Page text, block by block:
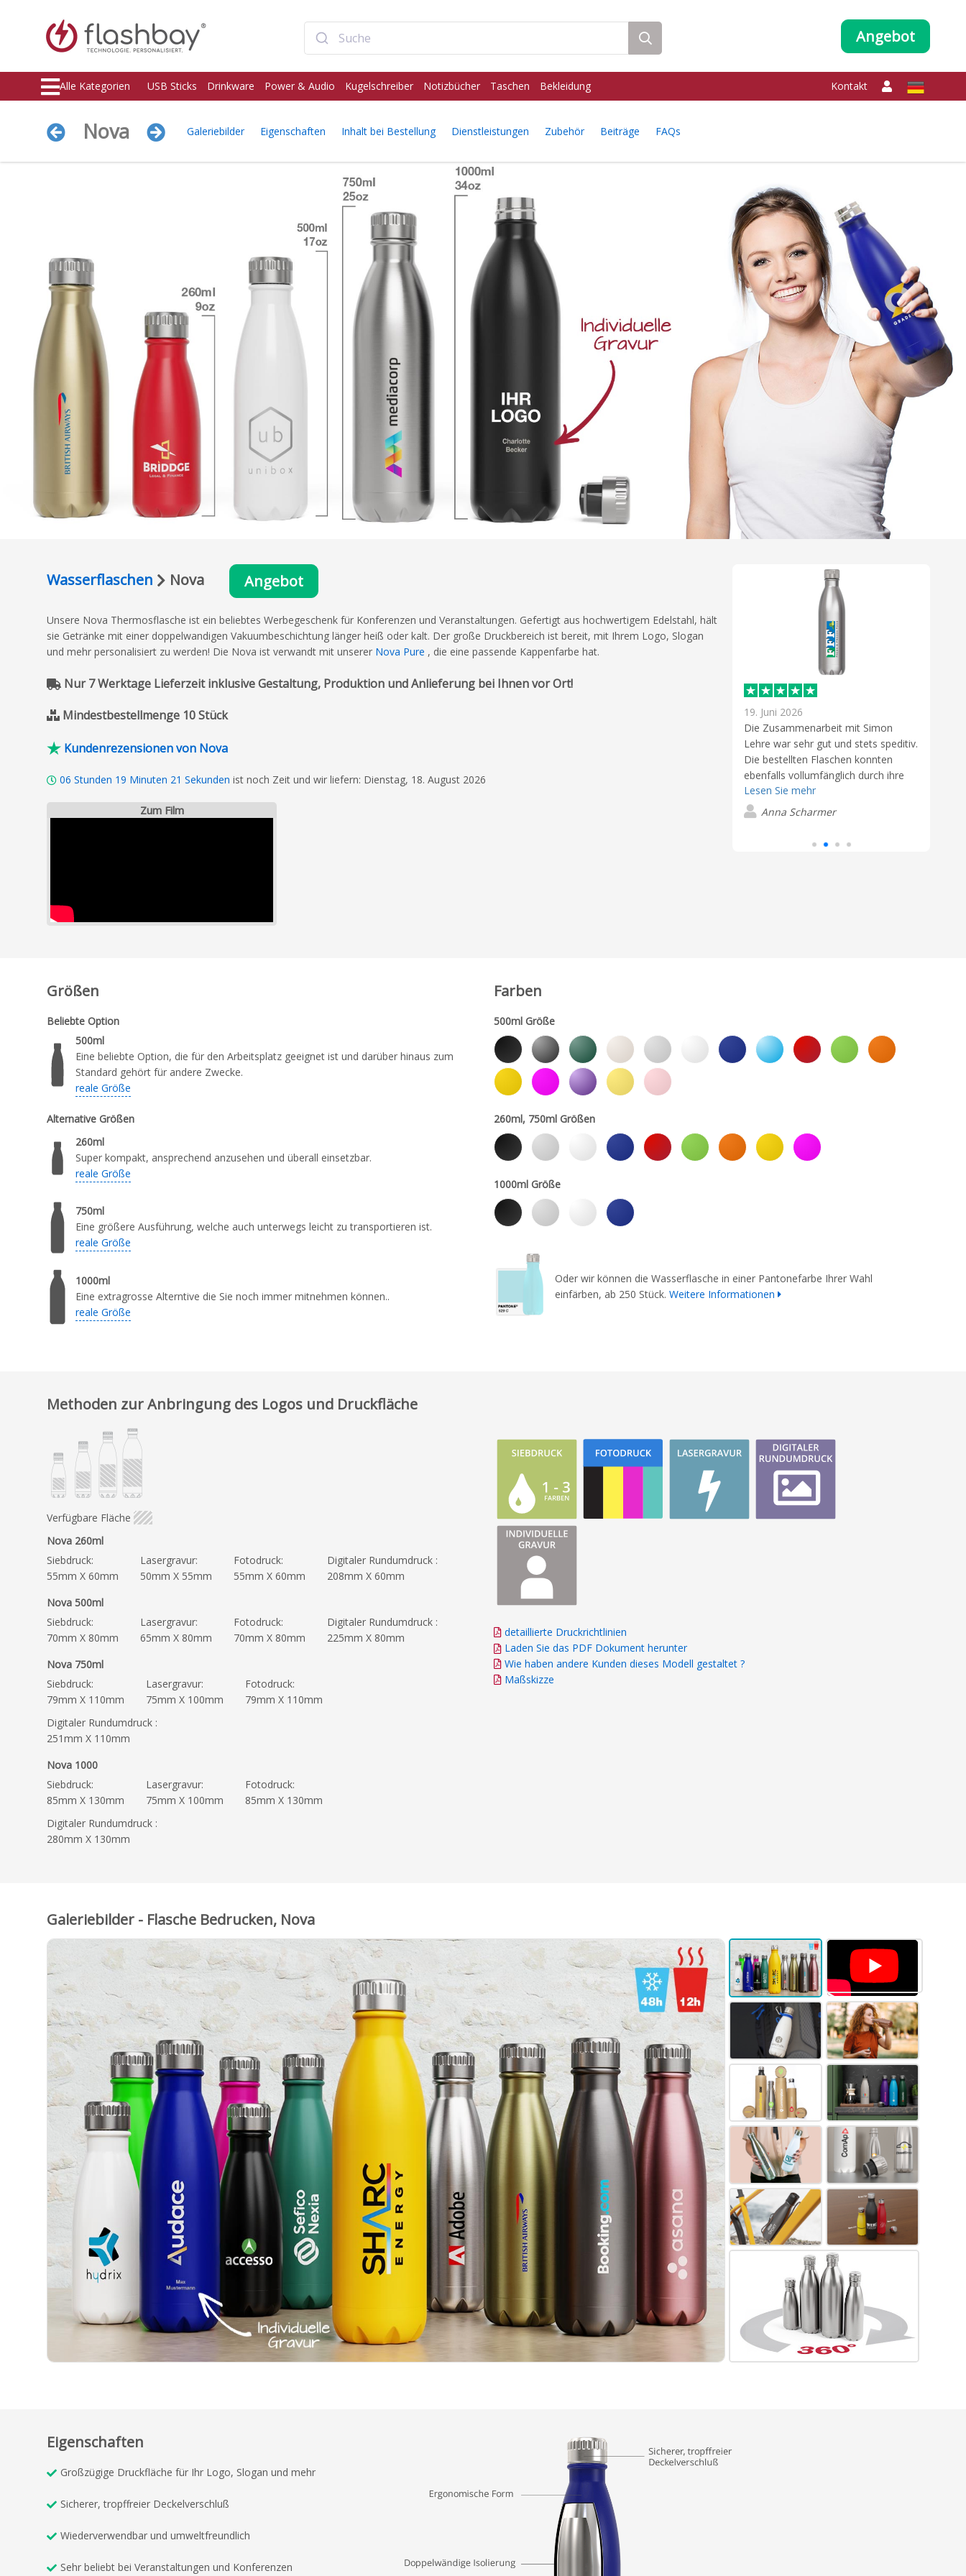
Angebot
Alle Kategorien USB Sticks Drinkware Power & Audio Kugelschreiber Notizbücher Taschen Bekleidung Kontakt
Nova Galeriebilder Eigenschaften Inhalt bei Bestellung Dienstleistungen Zubehör Beiträge FAQs
Wasserflaschen Nova Angebot
Unsere Nova Thermosflasche ist ein beliebtes Werbegeschenk für Konferenzen und Veranstaltungen. Gefertigt aus hochwertigem Edelstahl, hält
sie Getränke mit einer doppelwandigen Vakuumbeschichtung länger heiß oder kalt. Der große Druckbereich ist bereit, mit Ihrem Logo, Slogan
und mehr personalisiert zu werden! Die Nova ist verwandt mit unserer Nova Pure , die eine passende Kappenfarbe hat.
Nur 7 Werktage Lieferzeit inklusive Gestaltung, Produktion und Anlieferung bei Ihnen vor Ort!
Mindestbestellmenge 10 Stück
Kundenrezensionen von Nova
06 Stunden 19 Minuten 20 Sekunden ist noch Zeit und wir liefern: Dienstag, 18. August 2026
Zum Film
19. Juni 2026
Die Zusammenarbeit mit Simon
Lehre war sehr gut und stets speditiv.
Die bestellten Flaschen konnten
ebenfalls vollumfänglich durch ihre
hohe Qualität überzeugen. Bei einem
zukünftigen Projekt werden wir Sie
definitiv wieder berücksichtigen.
Besonders hervorzuheben ist zudem
Lesen Sie mehr
Anna Scharmer
Größen
Beliebte Option
500ml
Eine beliebte Option, die für den Arbeitsplatz geeignet ist und darüber hinaus zum
Standard gehört für andere Zwecke.
reale Größe
Alternative Größen
260ml
Super kompakt, ansprechend anzusehen und überall einsetzbar.
reale Größe
750ml
Eine größere Ausführung, welche auch unterwegs leicht zu transportieren ist.
reale Größe
1000ml
Eine extragrosse Alterntive die Sie noch immer mitnehmen können..
reale Größe
Farben
500ml Größe
260ml, 750ml Größen
1000ml Größe
Oder wir können die Wasserflasche in einer Pantonefarbe Ihrer Wahl
einfärben, ab 250 Stück.Weitere Informationen
Methoden zur Anbringung des Logos und Druckfläche
Verfügbare Fläche
Nova 260ml
Siebdruck:
55mm X 60mm
Lasergravur:
50mm X 55mm
Fotodruck:
55mm X 60mm
Digitaler Rundumdruck :
208mm X 60mm
Nova 500ml
Siebdruck:
70mm X 80mm
Lasergravur:
65mm X 80mm
Fotodruck:
70mm X 80mm
Digitaler Rundumdruck :
225mm X 80mm
Nova 750ml
Siebdruck:
79mm X 110mm
Lasergravur:
75mm X 100mm
Fotodruck:
79mm X 110mm
Digitaler Rundumdruck :
251mm X 110mm
Nova 1000
Siebdruck:
85mm X 130mm
Lasergravur:
75mm X 100mm
Fotodruck:
85mm X 130mm
Digitaler Rundumdruck :
280mm X 130mm
detaillierte Druckrichtlinien
Laden Sie das PDF Dokument herunter
Wie haben andere Kunden dieses Modell gestaltet ?
Maßskizze
Galeriebilder - Flasche Bedrucken, Nova
Eigenschaften
Großzügige Druckfläche für Ihr Logo, Slogan und mehr
Sicherer, tropffreier Deckelverschluß
Wiederverwendbar und umweltfreundlich
Sehr beliebt bei Veranstaltungen und Konferenzen